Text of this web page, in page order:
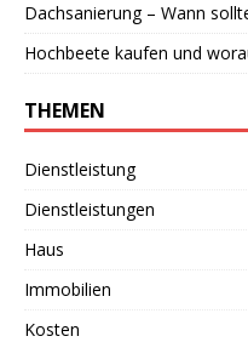
Dachsanierung – Wann
Hochbeete kaufen und
THEMEN
Dienstleistung
Dienstleistungen
Haus
Immobilien
Kosten